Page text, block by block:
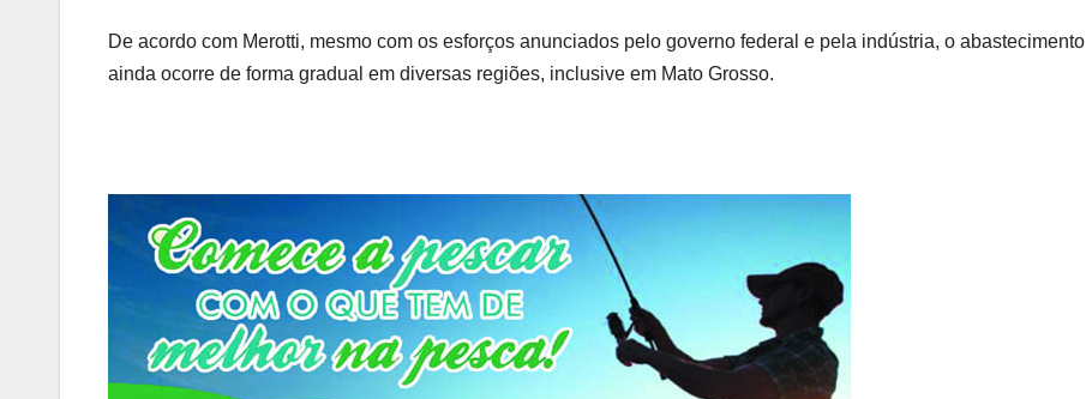
De acordo com Merotti, mesmo com os esforços anunciados pelo governo federal e pela indústria, o abastecimento
ainda ocorre de forma gradual em diversas regiões, inclusive em Mato Grosso.